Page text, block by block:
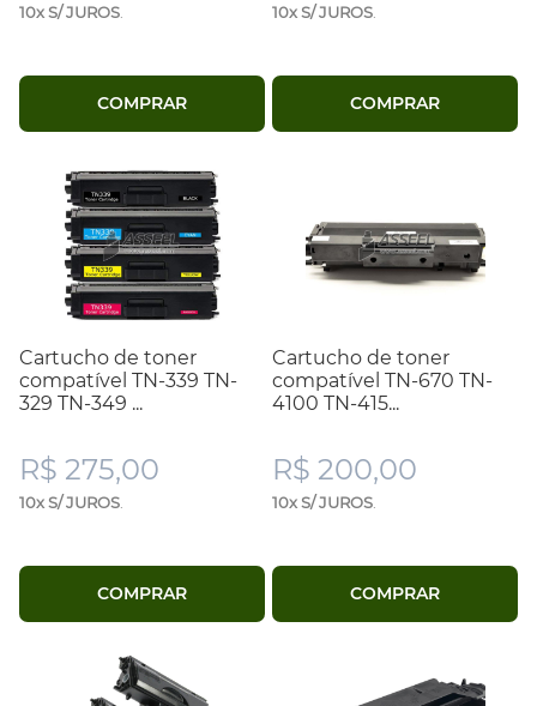
10x S/ JUROS
COMPRAR
10x S/ JUROS
COMPRAR
Cartucho de toner
compatível TN-339 TN-
329 TN-349 ...
R$ 275,00
10x S/ JUROS
COMPRAR
Cartucho de toner
compatível TN-670 TN-
4100 TN-415...
R$ 200,00
10x S/ JUROS
COMPRAR